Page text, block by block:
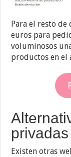
Para el resto
euros para
voluminosos
productos en el
Existen otras